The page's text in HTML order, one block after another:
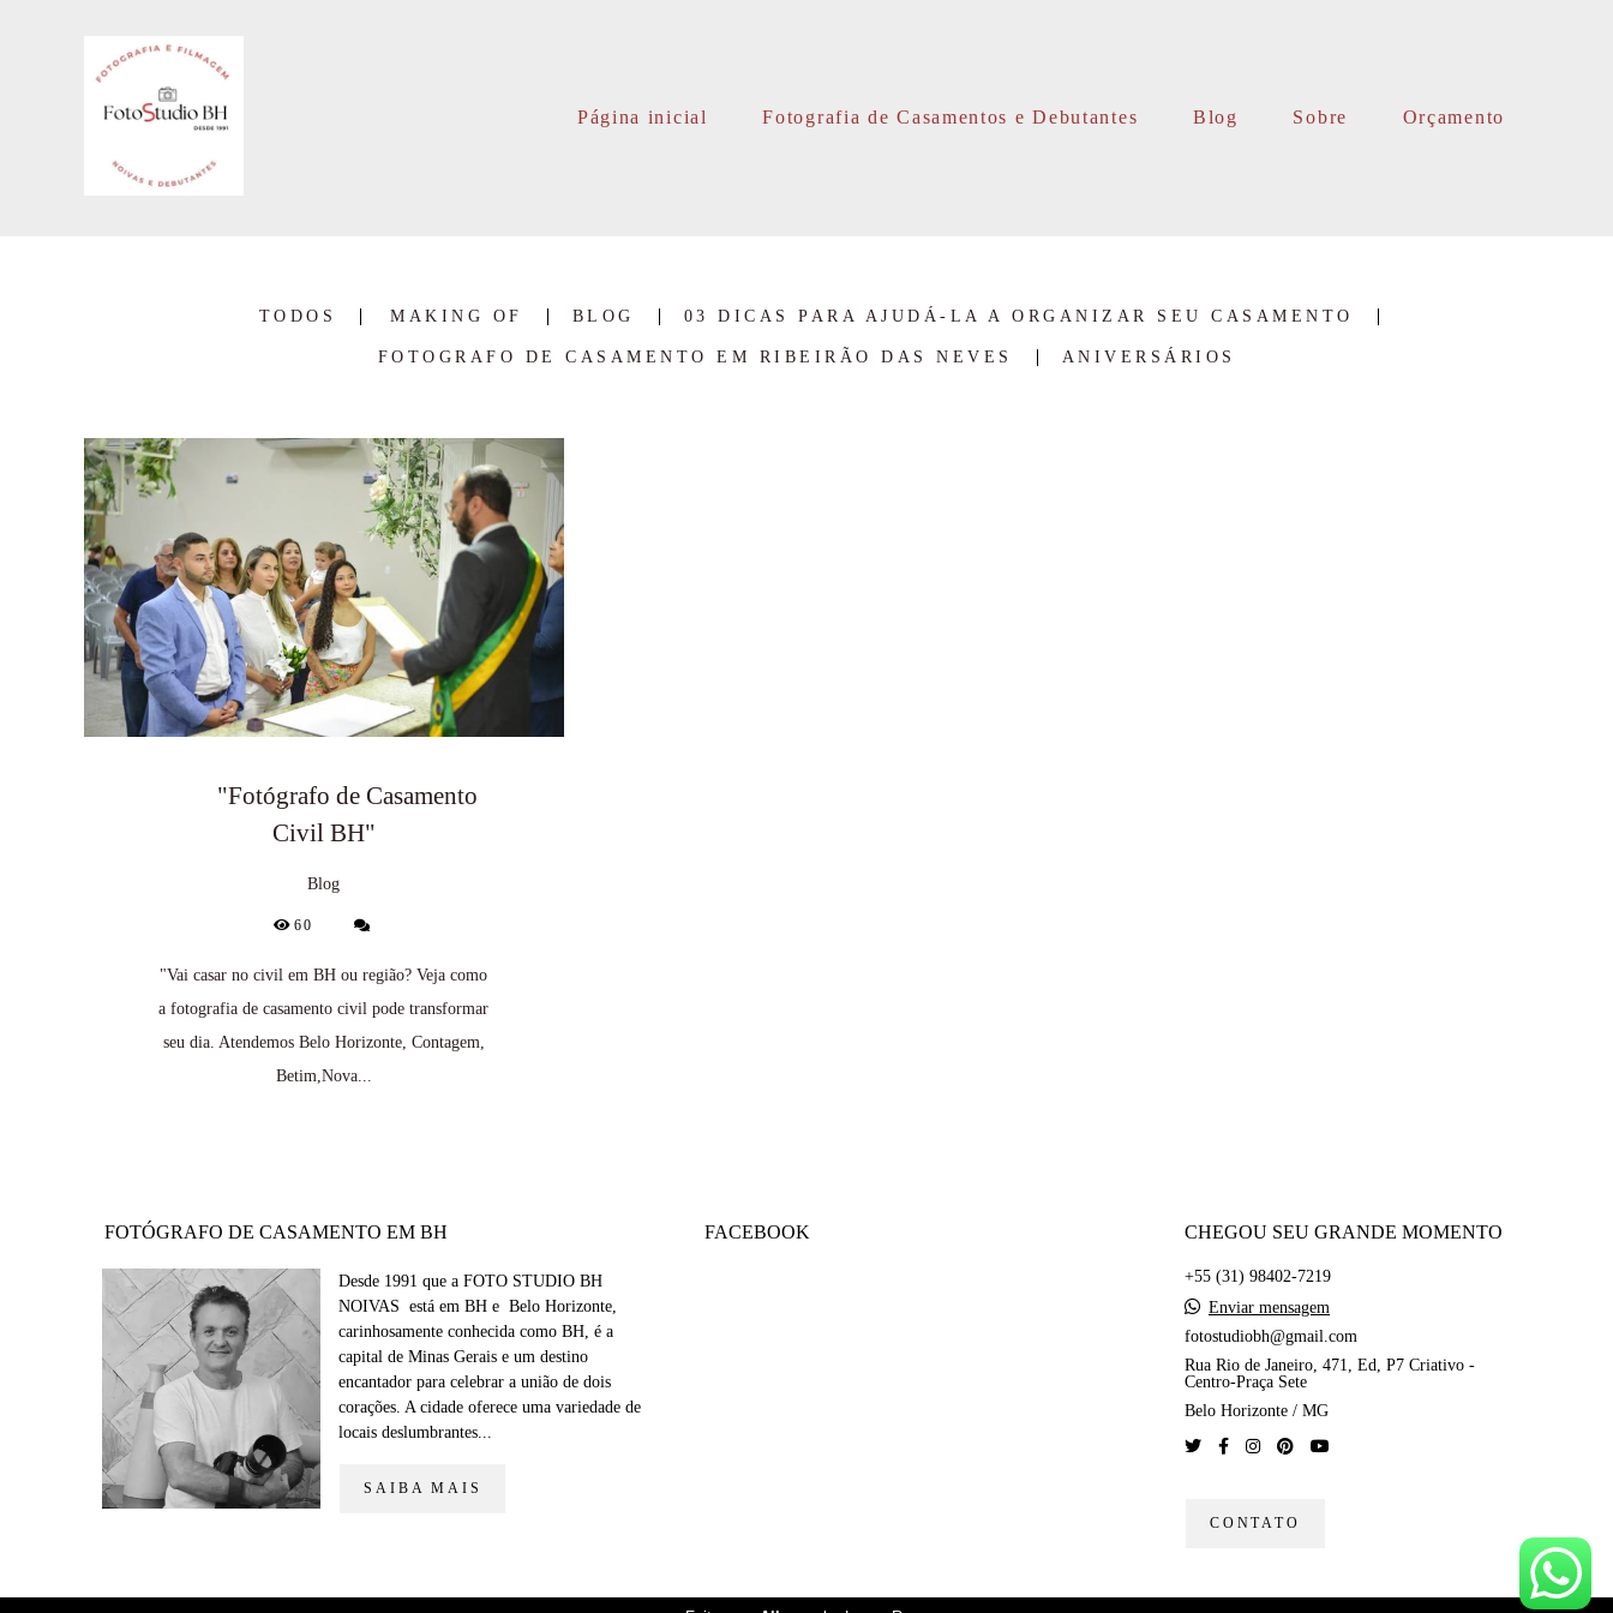
Página inicial Fotografia de Casamentos e Debutantes Blog Sobre Orçamento
TODOS MAKING OF BLOG 03 DICAS PARA AJUDÁ-LA A ORGANIZAR SEU CASAMENTO
FOTOGRAFO DE CASAMENTO EM RIBEIRÃO DAS NEVES ANIVERSÁRIOS
"Fotógrafo de Casamento
Civil BH"
Blog
60
"Vai casar no civil em BH ou região? Veja como
a fotografia de casamento civil pode transformar
seu dia. Atendemos Belo Horizonte, Contagem,
Betim,Nova...
FOTÓGRAFO DE CASAMENTO EM BH
Desde 1991 que a FOTO STUDIO BH
NOIVAS está em BH e Belo Horizonte,
carinhosamente conhecida como BH, é a
capital de Minas Gerais e um destino
encantador para celebrar a união de dois
corações. A cidade oferece uma variedade de
locais deslumbrantes...
SAIBA MAIS
FACEBOOK CHEGOU SEU GRANDE MOMENTO
+55 (31) 98402-7219
Enviar mensagem
fotostudiobh@gmail.com
Rua Rio de Janeiro, 471, Ed, P7 Criativo -
Centro-Praça Sete
Belo Horizonte / MG
CONTATO